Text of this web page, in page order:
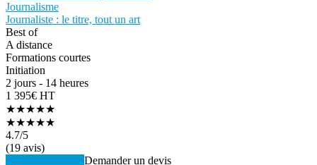
Journalisme
Journaliste : le titre, tout un art
Best of
A distance
Formations courtes
Initiation
2 jours - 14 heures
1 395€ HT
★★★★★
★★★★★
4.7/5
(19 avis)
Demander un devis